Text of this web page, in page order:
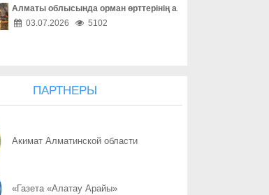
Берегите не только вещи, но и документы
Безопасное место в машине
Алматы облысында орман өрттерінің алдын алу жұмыстары
03.07.2026
5102
ПАРТНЕРЫ
Акимат Алматинской области
«Газета «Алатау Арайы»